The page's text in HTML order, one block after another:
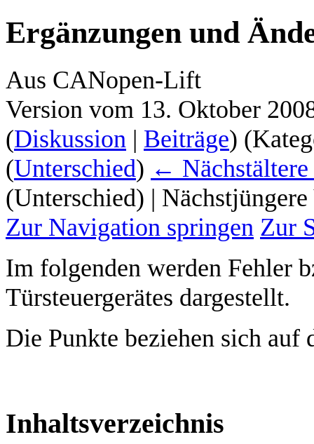
Ergänzungen und
Aus CANopen-Lift
Version vom 13. Oktober
(Diskussion | Beiträge)
(Unterschied) ← Nächstältere
(Unterschied) |
Zur Navigation springen Zur
Im folgenden werden Fehler
Türsteuergerätes dargestellt.
Die Punkte beziehen sich
Inhaltsverzeichnis